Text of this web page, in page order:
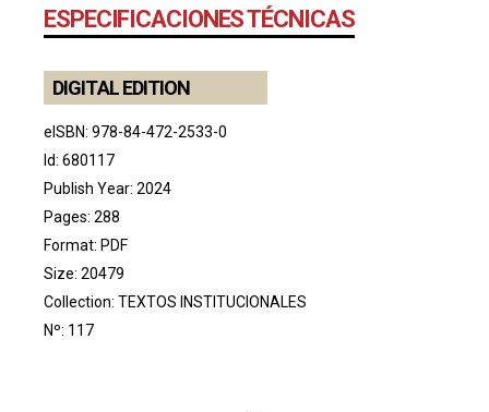
ESPECIFICACIONES TÉCNICAS
DIGITAL EDITION
eISBN: 978-84-472-2533-0
Id: 680117
Publish Year: 2024
Pages: 288
Format: PDF
Size: 20479
Collection: TEXTOS INSTITUCIONALES
Nº: 117